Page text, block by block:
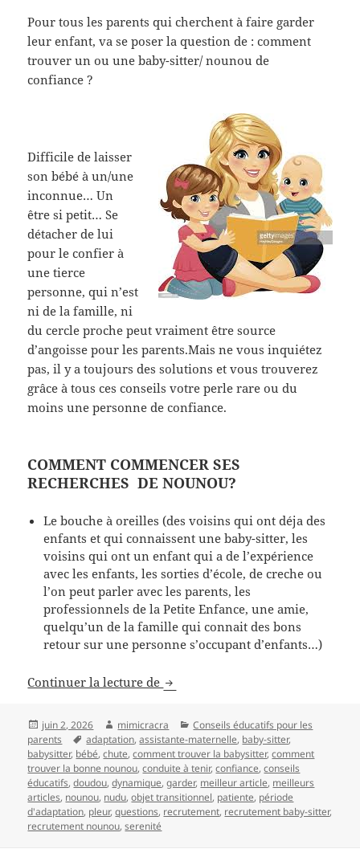
Pour tous les parents qui cherchent à faire garder
leur enfant, va se poser la question de : comment
trouver un ou une baby-sitter/ nounou de
confiance ?
Difficile de laisser
son bébé à un/une
inconnue… Un
être si petit… Se
détacher de lui
pour le confier à
une tierce
personne, qui n’est
ni de la famille, ni
du cercle proche peut vraiment être source
d’angoisse pour les parents.Mais ne vous inquiétez
pas, il y a toujours des solutions et vous trouverez
grâce à tous ces conseils votre perle rare ou du
moins une personne de confiance.
COMMENT COMMENCER SES
RECHERCHES DE NOUNOU?
Le bouche à oreilles (des voisins qui ont déja des
enfants et qui connaissent une baby-sitter, les
voisins qui ont un enfant qui a de l’expérience
avec les enfants, les sorties d’école, de creche ou
l’on peut parler avec les parents, les
professionnels de la Petite Enfance, une amie,
quelqu’un de la famille qui connait des bons
retour sur une personne s’occupant d’enfants…)
Continuer la lecture de Comment recruter une bonne
Publié
le
juin 2, 2026 Auteur
mimicracra Catégories
Conseils éducatifs pour les
parents
Mots-
clés
adaptation,assistante-maternelle, baby-sitter,
babysitter, bébé,chute,comment trouver la babysitter,comment
trouver la bonne nounou,conduite à tenir,confiance,conseils
éducatifs,doudou,dynamique,garder, meilleur article, meilleurs
articles, nounou, nudu,objet transitionnel, patiente, période
d'adaptation, pleur,questions, recrutement, recrutement baby-sitter,
recrutement nounou,serenité